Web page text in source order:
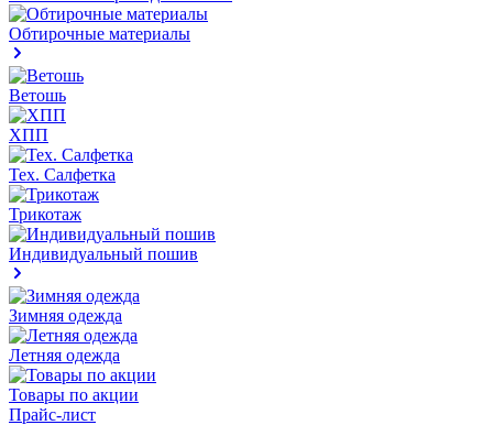
Обтирочные материалы
Ветошь
ХПП
Тех. Салфетка
Трикотаж
Индивидуальный пошив
Зимняя одежда
Летняя одежда
Товары по акции
Прайс-лист